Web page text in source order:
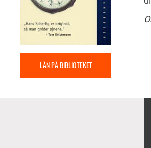
LÅN PÅ BIBLIOTEKET